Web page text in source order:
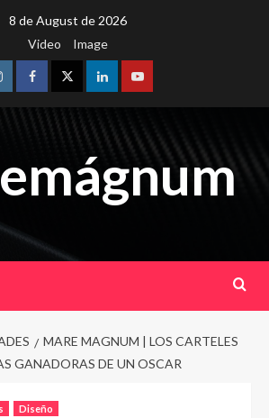
8 de August de 2026
Video
Image
FacebookTwitterLinkedinYoutube
MARE MAGNUM | LOS CARTELES
GANADORAS DE UN OSCAR
Diseño